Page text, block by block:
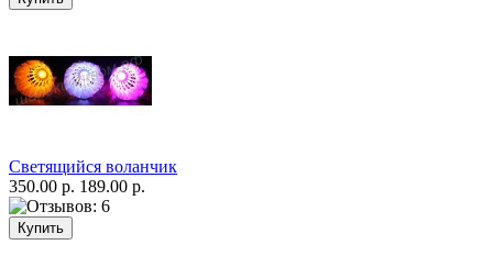
Светящийся воланчик
350.00 р. 189.00 р.